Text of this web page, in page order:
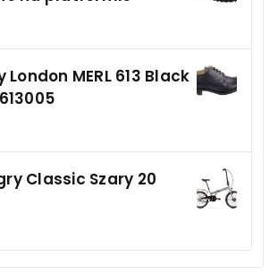
London MERL 613 Black
Classic Szary 20